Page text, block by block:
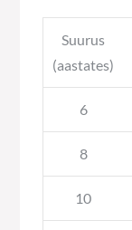
Suurus
(aastates)
6
8
10